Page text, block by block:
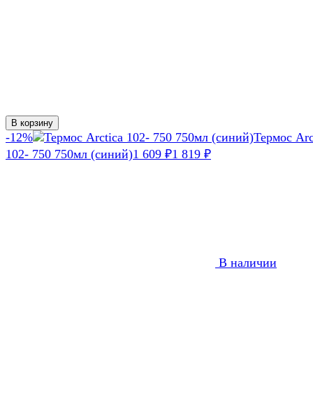
В корзину
-12%
Термос
102- 750 750мл (синий)1 609 ₽1 819 ₽
В наличии